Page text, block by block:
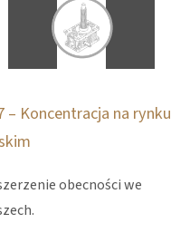
– Koncentracja na rynku
obecności we